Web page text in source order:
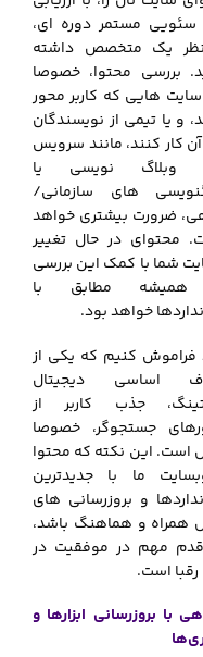
مستمر دوره ای،
نظر یک متخصص داشته
بررسی محتوا، خصوصا
سایت هایی که کاربر محور
و یا تیمی از نویسندگان
کار کنند، مانند سرویس
وبلاگ نویسی یا
های سازمانی/
ضرورت بیشتری خواهد
محتوای در حال تغییر
شما با کمک این بررسی
مطابق با
خواهد بود.
فراموش کنیم که یکی از
اساسی دیجیتال
جذب کاربر از
جستجوگر، خصوصا
است. این نکته که محتوا
ما با جدیدترین
و بروزرسانی های
همراه و هماهنگ باشد،
مهم در موفقیت در
رقبا است.
با بروزرسانی ابزارها و